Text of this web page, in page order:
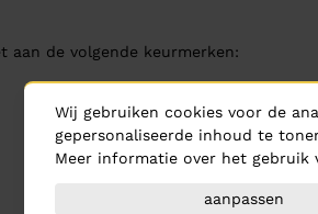
aan de volgende keurmerken:
Wij gebruiken cookies voor de
gepersonaliseerde inhoud te
Meer informatie over het gebruik
aanpassen